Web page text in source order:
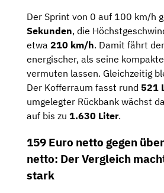
Der Sprint von 0 auf 100 km/h
Sekunden, die
etwa 210 km/h. Damit fährt
energischer, als seine
vermuten lassen. Gleichzeitig
Der Kofferraum fasst rund 521
umgelegter Rückbank wächst
auf bis zu 1.630 Liter.
159 Euro netto gegen
netto: Der Vergleich
stark